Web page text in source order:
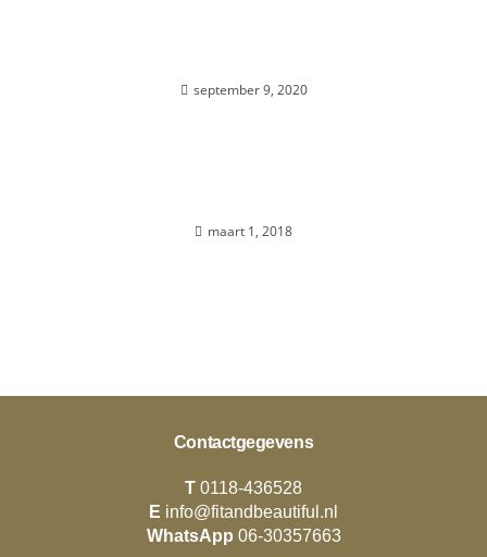
september 9, 2020
maart 1, 2018
Contactgegevens
T 0118-436528
E info@fitandbeautiful.nl
WhatsApp 06-30357663